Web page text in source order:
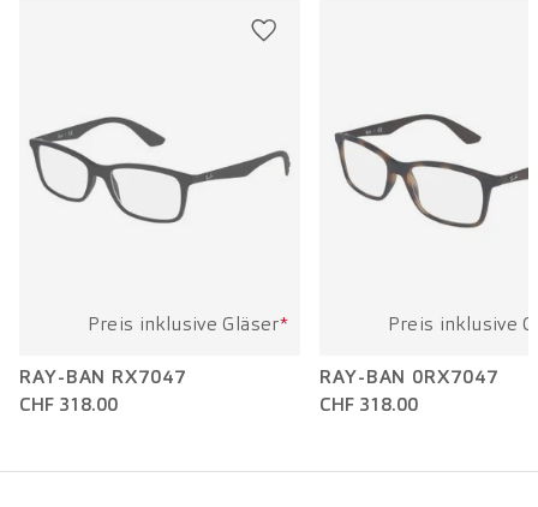
Preis inklusive Gläser*
RAY-BAN RX7047
CHF 318.00
Preis inklusive
RAY-BAN 0RX7047
CHF 318.00